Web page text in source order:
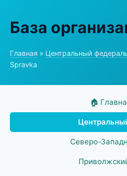
База
Главная » Центральный
Spravka
🏠
Северо-